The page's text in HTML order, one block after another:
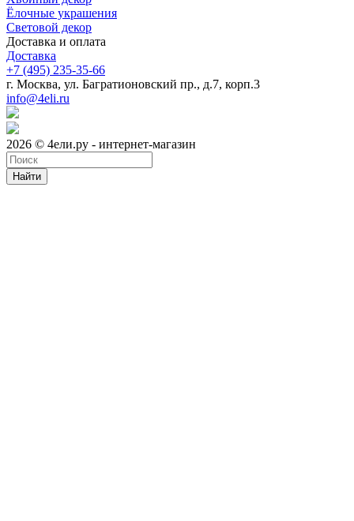
Ёлочные украшения
Световой декор
Доставка и оплата
Доставка
+7 (495) 235-35-66
г. Москва, ул. Багратионовский пр., д.7, корп.3
info@4eli.ru
2026 © 4ели.ру - интернет-магазин
Найти